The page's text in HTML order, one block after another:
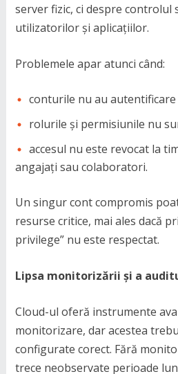
server fizic, ci despre controlul
utilizatorilor și aplicațiilor.
Problemele apar atunci când:
conturile nu au
rolurile și permisiunile nu
accesul nu este revocat la
angajați sau colaboratori.
Un singur cont compromis
resurse critice, mai ales dacă
privilege” nu este respectat.
Lipsa monitorizării și a
Cloud-ul oferă instrumente
monitorizare, dar acestea
configurate corect. Fără
trece neobservate perioade